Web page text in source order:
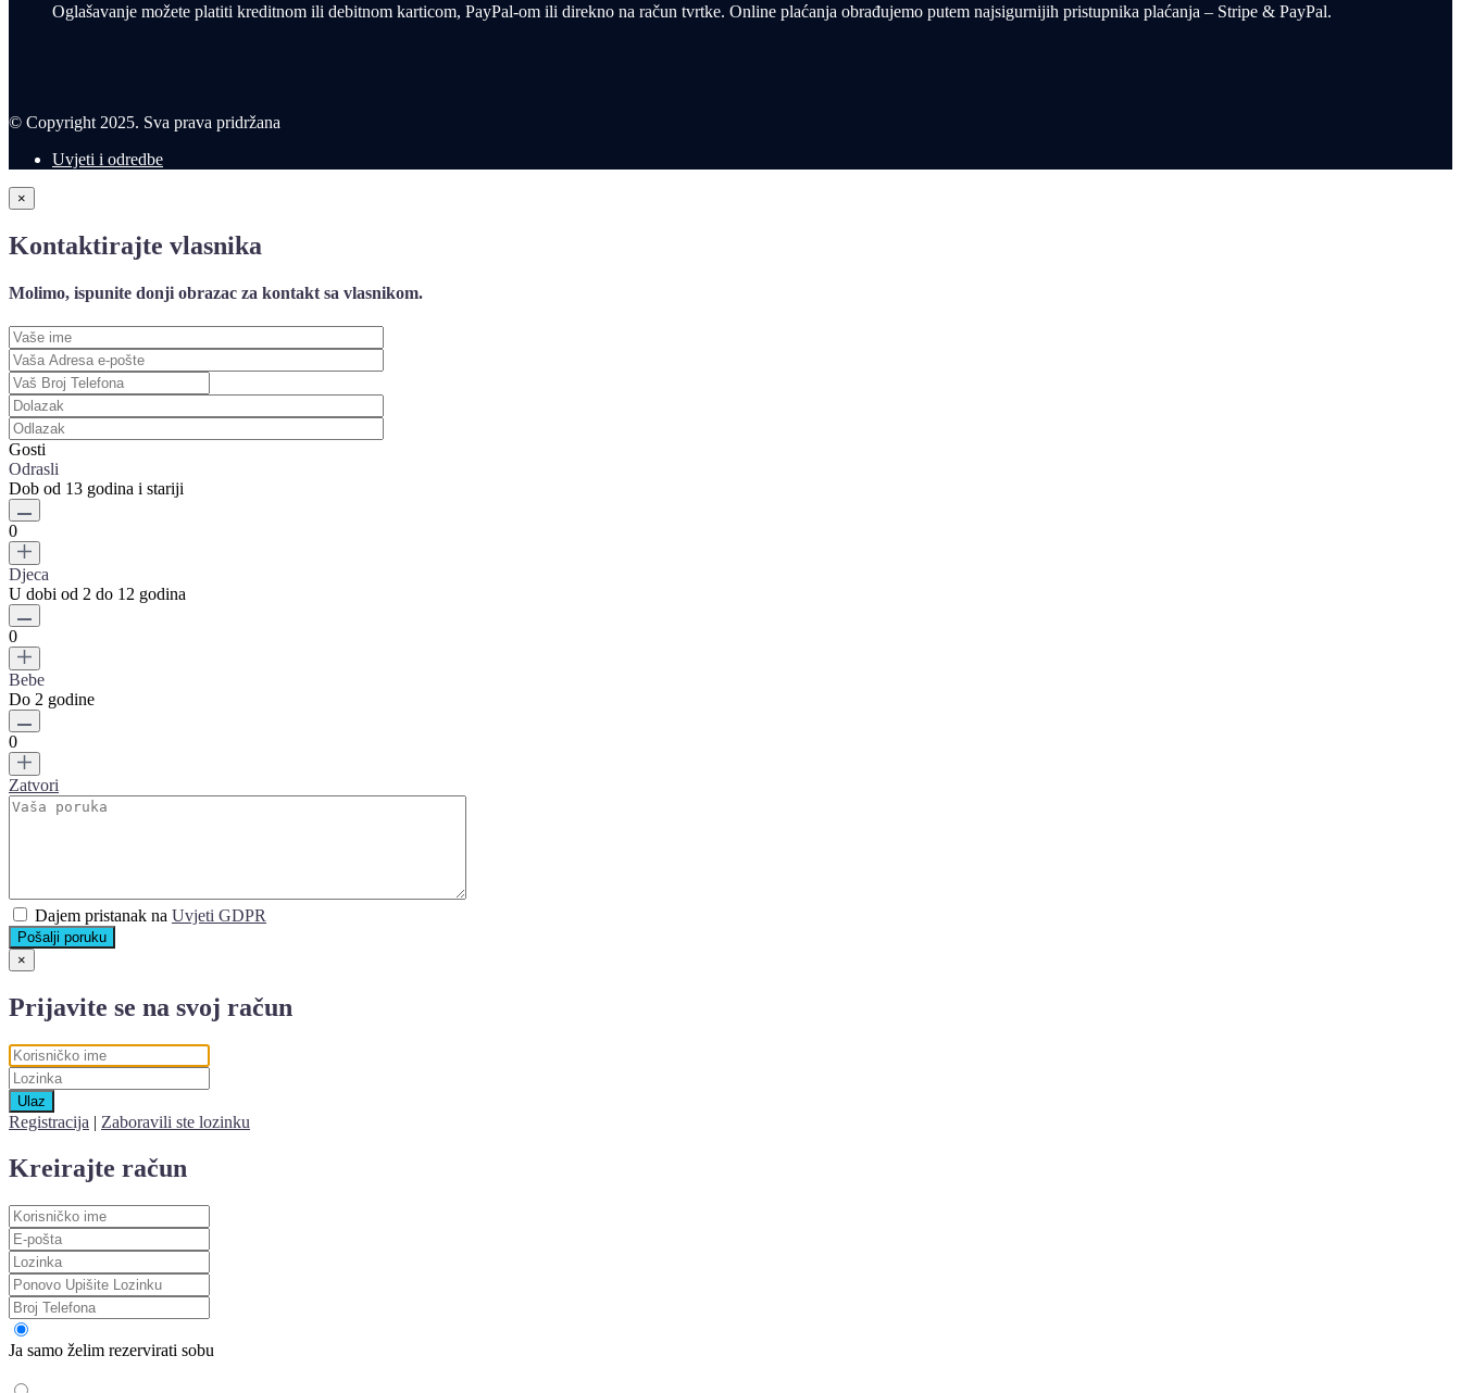
Oglašavanje možete platiti kreditnom ili debitnom karticom, PayPal-om ili direkno na račun tvrtke. Online plaćanja obrađujemo putem najsigurnijih pristupnika plaćanja – Stripe & PayPal.
© Copyright 2025. Sva prava pridržana
Uvjeti i odredbe
×
Kontaktirajte vlasnika
Molimo, ispunite donji obrazac za kontakt sa vlasnikom.
Gosti
Odrasli
Dob od 13 godina i stariji
0
Djeca
U dobi od 2 do 12 godina
0
Bebe
Do 2 godine
0
Zatvori
Dajem pristanak na Uvjeti GDPR
Pošalji poruku
×
Prijavite se na svoj račun
Ulaz
Registracija | Zaboravili ste lozinku
Kreirajte račun
Ja samo želim rezervirati sobu